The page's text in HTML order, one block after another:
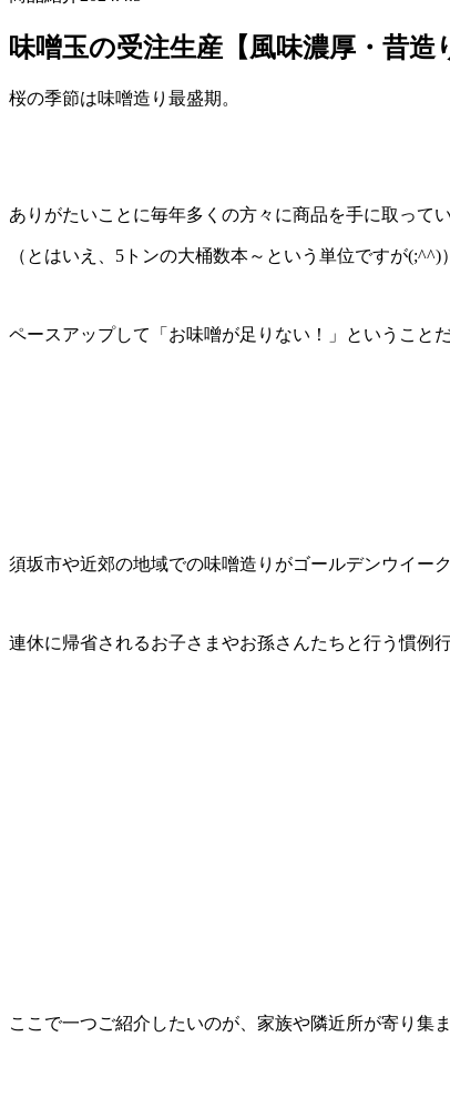
味噌玉の受注生産【風味濃厚・昔造
桜の季節は味噌造り最盛期。
ありがたいことに毎年多くの方々に商品を手に取って
（とはいえ、5トンの大桶数本～という単位ですが(;^^)）
ペースアップして「お味噌が足りない！」ということ
須坂市や近郊の地域での味噌造りがゴールデンウイー
連休に帰省されるお子さまやお孫さんたちと行う慣例
ここで一つご紹介したいのが、家族や隣近所が寄り集